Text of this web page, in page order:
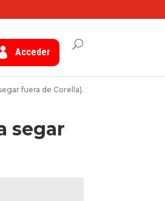
Acceder
fuera de Corella).
segar